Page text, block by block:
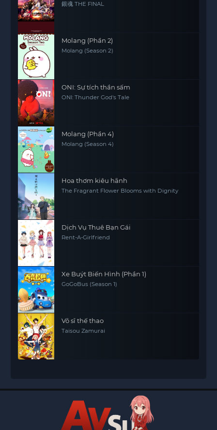
銀魂 THE FINAL
Molang (Phần 2)
Molang (Season 2)
ONI: Sự tích thần sấm
ONI: Thunder God's Tale
Molang (Phần 4)
Molang (Season 4)
Hoa thơm kiêu hãnh
The Fragrant Flower Blooms with Dignity
Dịch Vụ Thuê Bạn Gái
Rent-A-Girlfriend
Xe Buýt Biến Hình (Phần 1)
GoGoBus (Season 1)
Võ sĩ thế thao
Taisou Zamurai